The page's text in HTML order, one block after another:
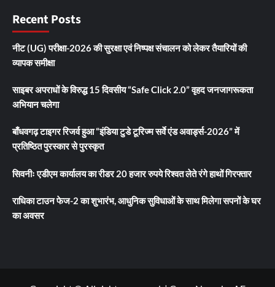
Recent Posts
नीट (UG) परीक्षा-2026 की सुरक्षा एवं निष्पक्ष संचालन को लेकर तैयारियों की
व्यापक समीक्षा
साइबर अपराधों के विरुद्ध 15 दिवसीय “Safe Click 2.0” वृहद जनजागरूकता
अभियान चलेगा
बाँधवगढ़ टाइगर रिजर्व हुआ “इंडिया टुडे टूरिज्म सर्वे एंड अवार्ड्स-2026” में
प्रतिष्ठित पुरस्कार से पुरस्कृत
सिवनीः एडीएम कार्यालय का रीडर 20 हजार रुपये रिश्वत लेते रंगे हाथों गिरफ्तार
राधिका टाउन फेज-2 का शुभारंभ, आधुनिक सुविधाओं के साथ मिलेगा सपनों के घर
का अवसर